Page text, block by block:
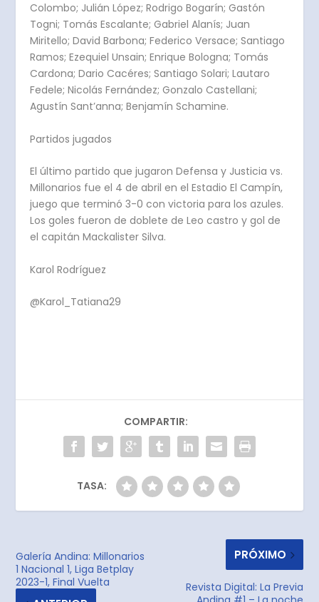
Colombo; Julián López; Rodrigo Bogarín; Gastón
Togni; Tomás Escalante; Gabriel Alanís; Juan
Miritello; David Barbona; Federico Versace; Santiago
Ramos; Ezequiel Unsain; Enrique Bologna; Tomás
Cardona; Dario Cacéres; Santiago Solari; Lautaro
Fedele; Nicolás Fernández; Gonzalo Castellani;
Agustín Sant’anna; Benjamín Schamine.
Partidos jugados
El último partido que jugaron Defensa y Justicia vs.
Millonarios fue el 4 de abril en el Estadio El Campín,
juego que terminó 3-0 con victoria para los azules.
Los goles fueron de doblete de Leo castro y gol de
el capitán Mackalister Silva.
Karol Rodríguez
@Karol_Tatiana29
COMPARTIR:
TASA:
Galería Andina: Millonarios
1 Nacional 1, Liga Betplay
2023-1, Final Vuelta
PRÓXIMO
Revista Digital: La Previa